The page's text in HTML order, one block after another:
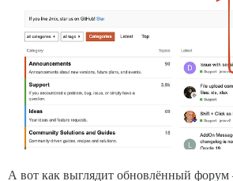
А вот как выглядит обновлённый